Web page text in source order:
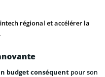
régional et accélérer la
budget conséquent pour son